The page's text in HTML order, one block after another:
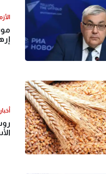
أخبار